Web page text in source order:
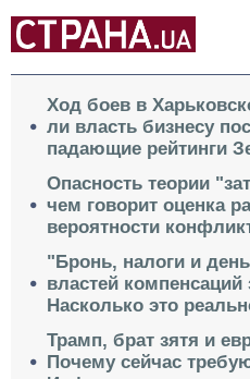
Ход боев в
ли власть бизнесу
падающие рейтинги
Опасность теории
чем говорит оценка
вероятности
"Бронь, налоги и
властей компенсаций
Насколько это
Трамп, брат зятя и
Почему сейчас